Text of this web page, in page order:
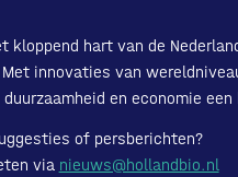
kloppend hart van de
innovaties van
en economie een
of persberichten?
via nieuws@hollandbio.nl